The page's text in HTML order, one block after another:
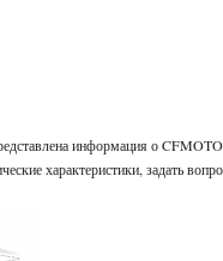
информация о
характеристики, задать